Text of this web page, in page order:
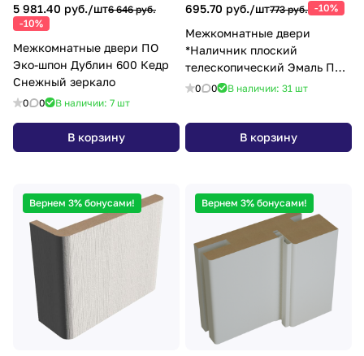
5 981.40 руб./шт6 646 руб.
-10%
Межкомнатные двери ПО
Эко-шпон Дублин 600 Кедр
Снежный зеркало
0 0 В наличии: 7 шт
В корзину
695.70 руб./шт773 руб. -10%
Межкомнатные двери
*Наличник плоский
телескопический Эмаль ПП
24х70х2150 белый
0 0 В наличии: 31 шт
В корзину
Вернем 3% бонусами! Вернем 3% бонусами!